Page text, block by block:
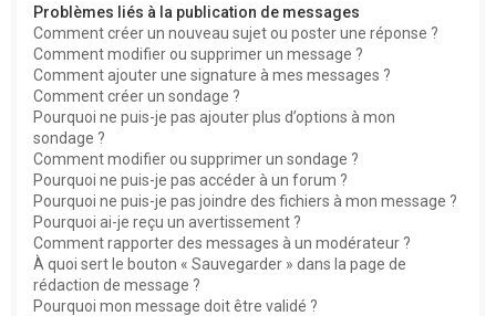
Problèmes liés à la publication de messages
Comment créer un nouveau sujet ou poster une réponse ?
Comment modifier ou supprimer un message ?
Comment ajouter une signature à mes messages ?
Comment créer un sondage ?
Pourquoi ne puis-je pas ajouter plus d’options à mon
sondage ?
Comment modifier ou supprimer un sondage ?
Pourquoi ne puis-je pas accéder à un forum ?
Pourquoi ne puis-je pas joindre des fichiers à mon message ?
Pourquoi ai-je reçu un avertissement ?
Comment rapporter des messages à un modérateur ?
À quoi sert le bouton « Sauvegarder » dans la page de
rédaction de message ?
Pourquoi mon message doit être validé ?